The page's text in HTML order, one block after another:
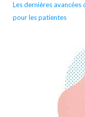
Les dernières
pour les patientes